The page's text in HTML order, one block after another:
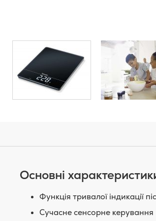
Основні
Функція тривалої індикації
Сучасне сенсорне керування